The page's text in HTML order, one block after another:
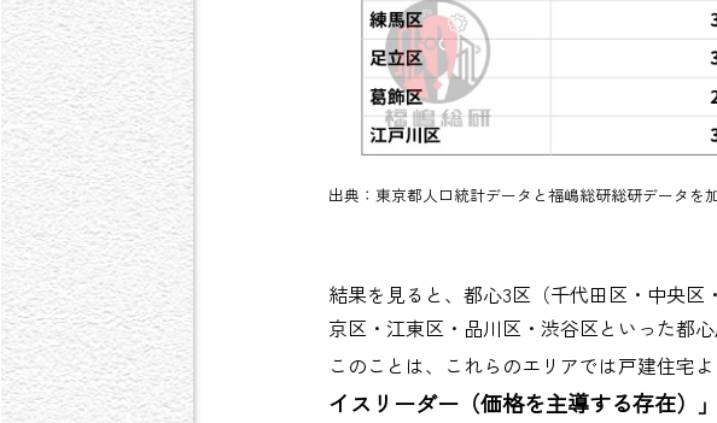
出典：東京都人口統計データと福嶋総研総研データを
結果を見ると、都心3区（千代田区・中央
京区・江東区・品川区・渋谷区といった都
このことは、これらのエリアでは戸建住宅
イスリーダー（価格を主導する存在）」